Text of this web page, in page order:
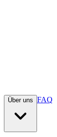
Über uns FAQ